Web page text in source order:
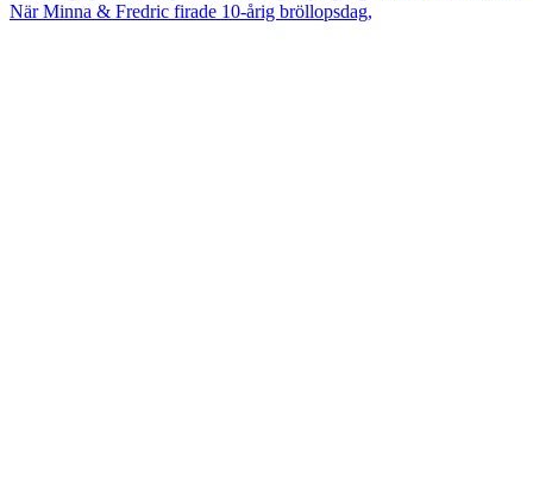
När Minna & Fredric firade 10-årig bröllopsdag,